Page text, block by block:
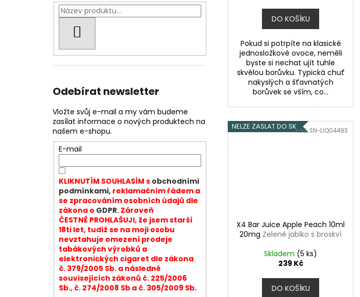
Odebírat newsletter
Vložte svůj e-mail a my vám budeme
zasílat informace o nových produktech na
našem e-shopu.
E-mail
KLIKNUTÍM SOUHLASÍM s obchodními
podmínkami,reklamačním řádem a
se zpracováním osobních údajů dle
zákona o GDPR. Zároveň
ČESTNĚ PROHLAŠUJI, že jsem starší
18ti let, tudíž se na moji osobu
nevztahuje omezení prodeje
tabákových výrobků a
elektronických cigaret dle zákona
č. 379/2005 Sb. a následně
souvisejících zákonů č. 225/2006
Sb., č. 274/2008 Sb a č. 305/2009 Sb.
DO KOŠÍKU
Pokud si potrpíte na klasické
jednosložkové ovoce, neměli
byste si nechat ujít tuhle
skvělou borůvku. Typická chuť
nakyslých a šťavnatých
borůvek se vším, co...
NELZE ZASLAT DO SK
X4 Bar Juice Apple Peach 10ml
20mg Zelené jablko s broskví
Skladem (5 ks)
239 Kč
DO KOŠÍKU
Kód:SN-LIQ04493